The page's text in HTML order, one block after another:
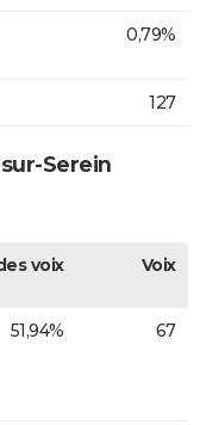
0,79%
127
Serein
voix Voix
51,94% 67